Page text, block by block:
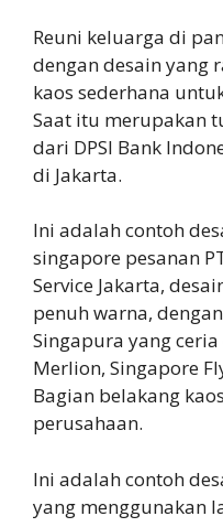
Reuni keluarga di
dengan desain yang
kaos sederhana
Saat itu merupakan
dari DPSI Bank
di Jakarta.
Ini adalah contoh
singapore pesanan
Service Jakarta,
penuh warna,
Singapura yang
Merlion, Singapore
Bagian belakang
perusahaan.
Ini adalah contoh
yang menggunakan